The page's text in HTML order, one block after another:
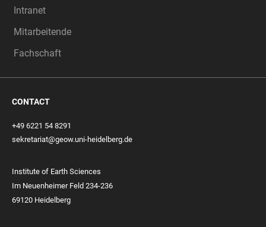
Intranet
Mitarbeitende
Fachschaft
CONTACT
+49 6221 54 8291
sekretariat@geow.uni-heidelberg.de
Institute of Earth Sciences
Im Neuenheimer Feld 234-236
69120 Heidelberg